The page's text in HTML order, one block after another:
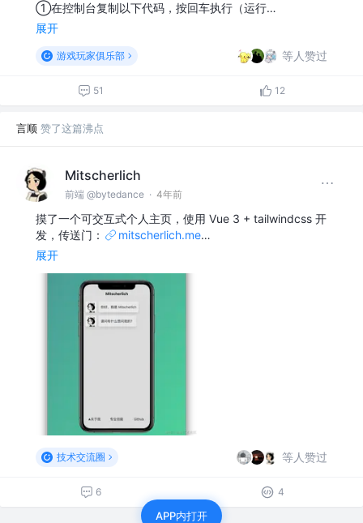
①在控制台复制以下代码，按回车执行（运行…
展开
游戏玩家俱乐部 等人赞过
51 12
言顺 赞了这篇沸点
Mitscherlich
前端 @bytedance · 4年前
摸了一个可交互式个人主页，使用 Vue 3 + tailwindcss 开
发，传送门：
mitscherlich.me…
展开
技术交流圈 等人赞过
6 4
APP内打开